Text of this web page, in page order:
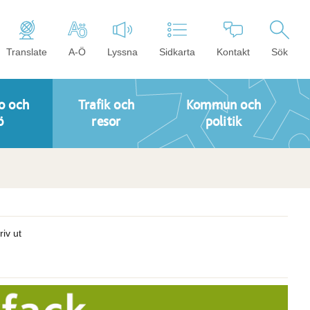
Translate A-Ö Lyssna Sidkarta Kontakt Sök
och
Trafik och
resor
Kommun och
politik
ut